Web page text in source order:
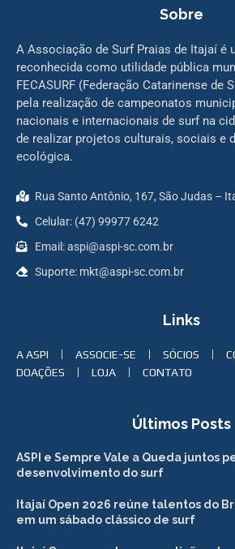
Sobre
A Associação de Surf Praias de Itajaí é
reconhecida como utilidade pública
FECASURF (Federação Catarinense de
pela realização de campeonatos
nacionais e internacionais de surf na
de realizar projetos culturais, sociais e
ecológica.
Rua Santo Antônio, 167, São Judas –
Celular: (47) 99977 6242
Email: aspi@aspi-sc.com.br
Suporte: mkt@aspi-sc.com.br
Links
A ASPI ASSOCIE-SE SÓCIOS
DOAÇÕES
LOJA CONTATO
Últimos Posts
ASPI e Sempre Vale a Queda juntos
desenvolvimento do surf
Itajaí Open 2026 reúne talentos do
em um sábado clássico de surf